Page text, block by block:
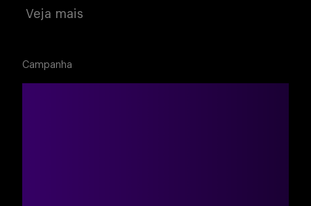
Veja mais
Campanha